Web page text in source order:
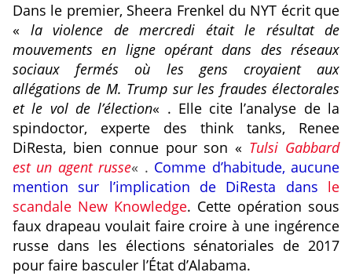
Dans le premier, Sheera Frenkel du NYT écrit que
« la violence de mercredi était le résultat de
mouvements en ligne opérant dans des réseaux
sociaux fermés où les gens croyaient aux
allégations de M. Trump sur les fraudes électorales
et le vol de l’élection« . Elle cite l’analyse de la
spindoctor, experte des think tanks, Renee
DiResta, bien connue pour son « Tulsi Gabbard
est un agent russe« . Comme d’habitude, aucune
mention sur l’implication de DiResta dans le
scandale New Knowledge. Cette opération sous
faux drapeau voulait faire croire à une ingérence
russe dans les élections sénatoriales de 2017
pour faire basculer l’État d’Alabama.